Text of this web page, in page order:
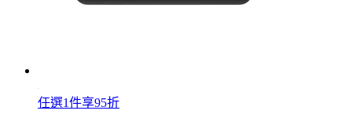
任選1件享95折